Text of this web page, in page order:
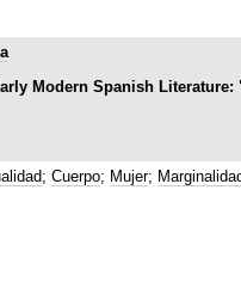
Modern Spanish Literature:
; Cuerpo; Mujer;